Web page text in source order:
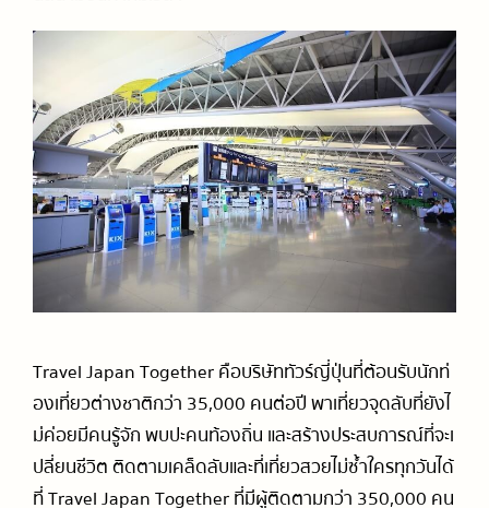
Travel Japan Together คือบริษัททัวร์ญี่ปุ่นที่ต้อนรับนักท่
องเที่ยวต่างชาติกว่า 35,000 คนต่อปี พาเที่ยวจุดลับที่ยังไ
ม่ค่อยมีคนรู้จัก พบปะคนท้องถิ่น และสร้างประสบการณ์ที่จะเ
ปลี่ยนชีวิต ติดตามเคล็ดลับและที่เที่ยวสวยไม่ซ้ำใครทุกวันได้
ที่ Travel Japan Together ที่มีผู้ติดตามกว่า 350,000 คน